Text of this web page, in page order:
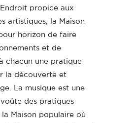
propice aux
artistiques, la Maison
horizon de faire
et de
chacun une pratique
la découverte et
La musique est une
des pratiques
Maison populaire où